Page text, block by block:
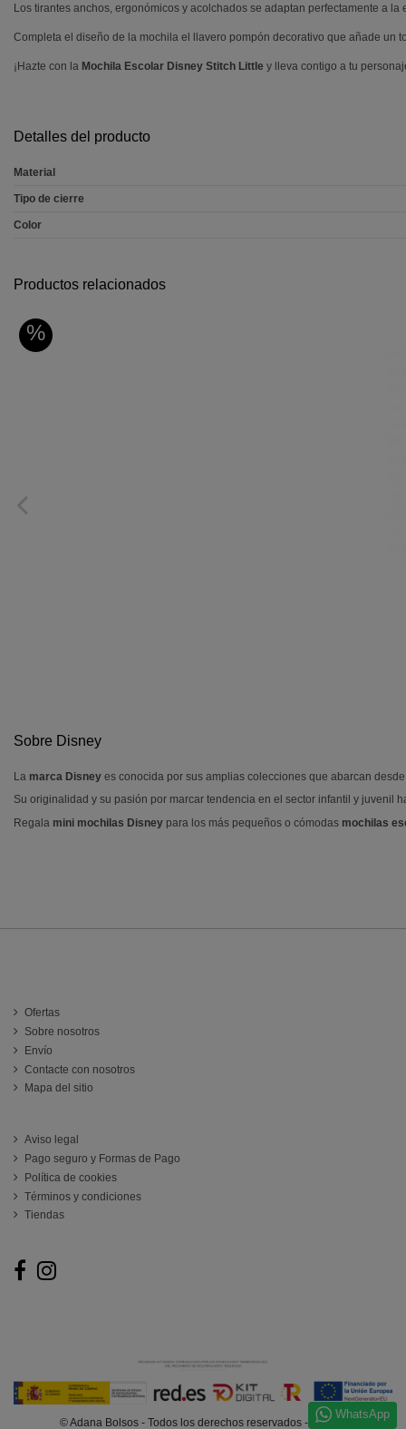
WhatsApp
Los tirantes anchos, ergonómicos y acolchados se adaptan perfectamente a
Completa el diseño de la mochila el llavero pompón decorativo que añade un
¡Hazte con la Mochila Escolar Disney Stitch Little y lleva contigo a tu
Detalles del producto
Material
Tipo de cierre
Color
Productos relacionados
%
Sobre Disney
La marca Disney es conocida por sus amplias colecciones que abarcan
Su originalidad y su pasión por marcar tendencia en el sector infantil y juvenil
Regala mini mochilas Disney para los más pequeños o cómodas mochilas
Ofertas
Sobre nosotros
Envío
Contacte con nosotros
Mapa del sitio
Aviso legal
Pago seguro y Formas de Pago
Política de cookies
Términos y condiciones
Tiendas
© Adana Bolsos - Todos los derechos reservados - @2025